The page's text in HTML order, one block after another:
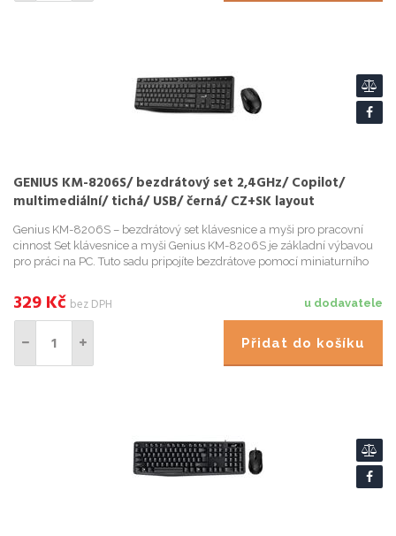
GENIUS KM-8206S/ bezdrátový set 2,4GHz/ Copilot/
multimediální/ tichá/ USB/ černá/ CZ+SK layout
Genius KM-8206S – bezdrátový set klávesnice a myši pro pracovní
cinnost Set klávesnice a myši Genius KM-8206S je základní výbavou
pro práci na PC. Tuto sadu pripojíte bezdrátove pomocí miniaturního
u dodavatele
329Kč bez DPH
Přidat do košíku